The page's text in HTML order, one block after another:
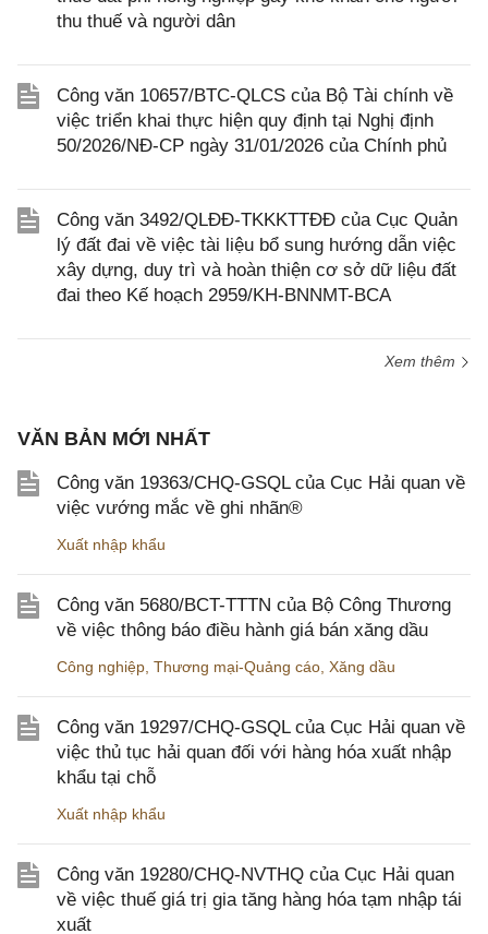
thu thuế và người dân
Công văn 10657/BTC-QLCS của Bộ Tài chính về
việc triển khai thực hiện quy định tại Nghị định
50/2026/NĐ-CP ngày 31/01/2026 của Chính phủ
Công văn 3492/QLĐĐ-TKKKTTĐĐ của Cục Quản
lý đất đai về việc tài liệu bổ sung hướng dẫn việc
xây dựng, duy trì và hoàn thiện cơ sở dữ liệu đất
đai theo Kế hoạch 2959/KH-BNNMT-BCA
Xem thêm
VĂN BẢN MỚI NHẤT
Công văn 19363/CHQ-GSQL của Cục Hải quan về
việc vướng mắc về ghi nhãn®
Xuất nhập khẩu
Công văn 5680/BCT-TTTN của Bộ Công Thương
về việc thông báo điều hành giá bán xăng dầu
Công nghiệp Thương mại-Quảng cáo Xăng dầu
Công văn 19297/CHQ-GSQL của Cục Hải quan về
việc thủ tục hải quan đối với hàng hóa xuất nhập
khẩu tại chỗ
Xuất nhập khẩu
Công văn 19280/CHQ-NVTHQ của Cục Hải quan
về việc thuế giá trị gia tăng hàng hóa tạm nhập tái
xuất